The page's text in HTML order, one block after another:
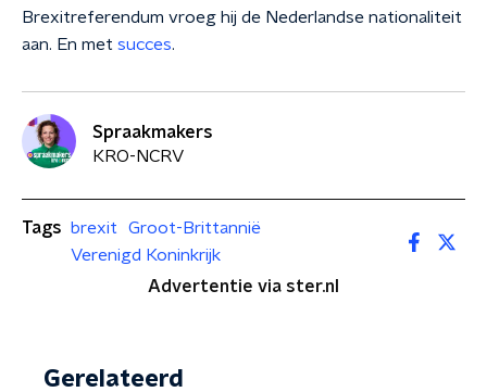
Brexitreferendum vroeg hij de Nederlandse nationaliteit
aan. En met succes.
Spraakmakers
KRO-NCRV
Tags brexit
Groot-Brittannië
Verenigd Koninkrijk
Advertentie via ster.nl
Gerelateerd